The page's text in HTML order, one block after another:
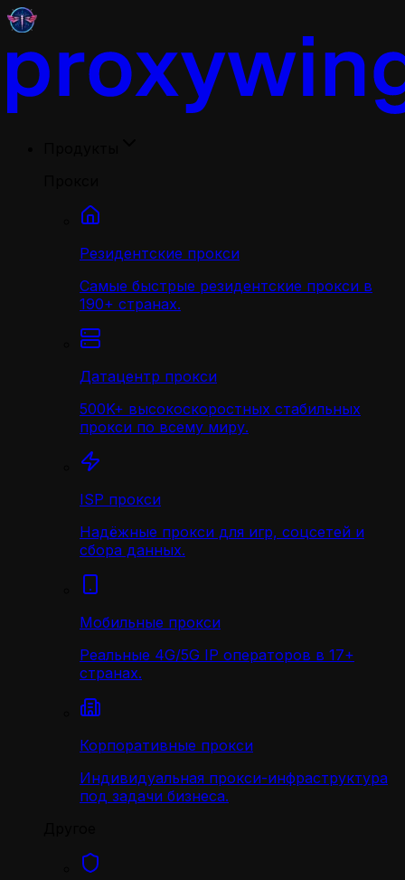
Резидентские прокси
Самые быстрые резидентские прокси в
190+ странах.
Датацентр прокси
500K+ высокоскоростных стабильных
прокси по всему миру.
ISP прокси
Надёжные прокси для игр, соцсетей и
сбора данных.
Мобильные прокси
Реальные 4G/5G IP операторов в 17+
странах.
Корпоративные прокси
Индивидуальная прокси-инфраструктура
под задачи бизнеса.